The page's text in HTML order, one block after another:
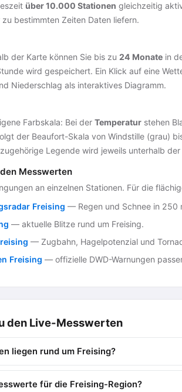
über 10.000 Stationen gleichzeitig
bestimmten Zeiten Daten liefern.
der Karte können Sie bis zu 24 Monate in
wird gespeichert. Ein Klick auf eine
Niederschlag als interaktives Diagramm.
Farbskala: Bei der Temperatur stehen
der Beaufort-Skala von Windstille (grau)
Legende wird jeweils unterhalb
Messwerten
an einzelnen Stationen. Für die
Freising — Regen und Schnee in 250
— aktuelle Blitze rund um Freising.
— Zugbahn, Hagelpotenzial und
Freising — offizielle DWD-Warnungen
den Live-Messwerten
liegen rund um Freising?
für die Freising-Region?